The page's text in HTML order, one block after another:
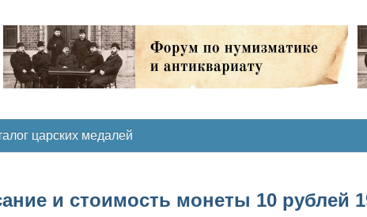
царских медалей
и стоимость монеты 10 рублей